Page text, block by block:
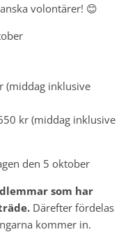
volontärer! 😊
(middag inklusive
kr (middag inklusive
den 5 oktober
som har
Därefter fördelas
kommer in.